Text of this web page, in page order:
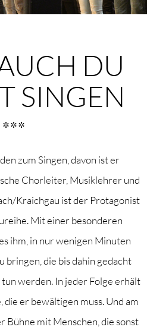
DU
SINGEN
***
zum Singen, davon ist er
Chorleiter, Musiklehrer und
Kraichgau ist der Protagonist
Mit einer besonderen
ihm, in nur wenigen Minuten
bringen, die bis dahin gedacht
tun werden. In jeder Folge erhält
die er bewältigen muss. Und am
Bühne mit Menschen, die sonst